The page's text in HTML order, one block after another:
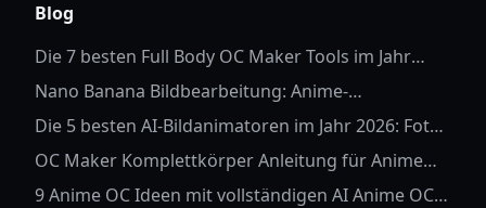
Blog
Die 7 besten Full Body OC Maker Tools im Jahr
2026
Nano Banana Bildbearbeitung: Anime-
Hintergrundersetzung
Die 5 besten AI-Bildanimatoren im Jahr 2026: Fotos
zum Leben erwecken
OC Maker Komplettkörper Anleitung für Anime
OC
9 Anime OC Ideen mit vollständigen AI Anime OC